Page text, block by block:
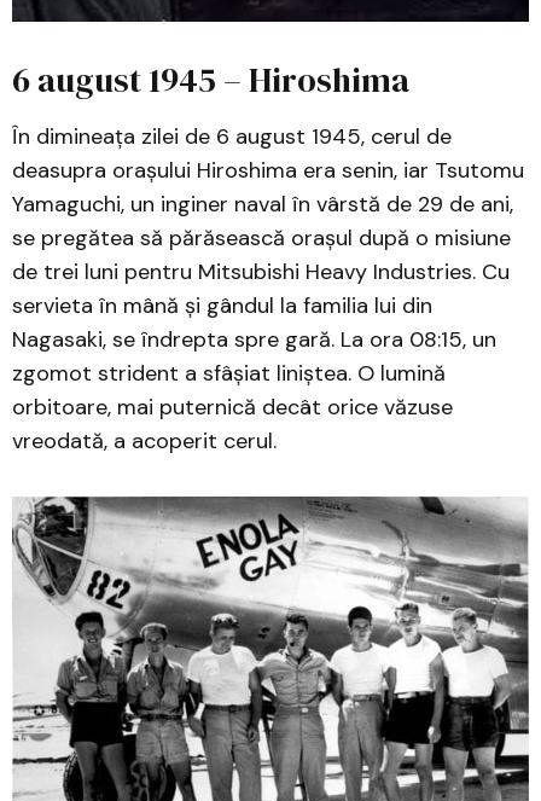
6 august 1945 – Hiroshima
În dimineața zilei de 6 august 1945, cerul de
deasupra orașului Hiroshima era senin, iar Tsutomu
Yamaguchi, un inginer naval în vârstă de 29 de ani,
se pregătea să părăsească orașul după o misiune
de trei luni pentru Mitsubishi Heavy Industries. Cu
servieta în mână și gândul la familia lui din
Nagasaki, se îndrepta spre gară. La ora 08:15, un
zgomot strident a sfâșiat liniștea. O lumină
orbitoare, mai puternică decât orice văzuse
vreodată, a acoperit cerul.